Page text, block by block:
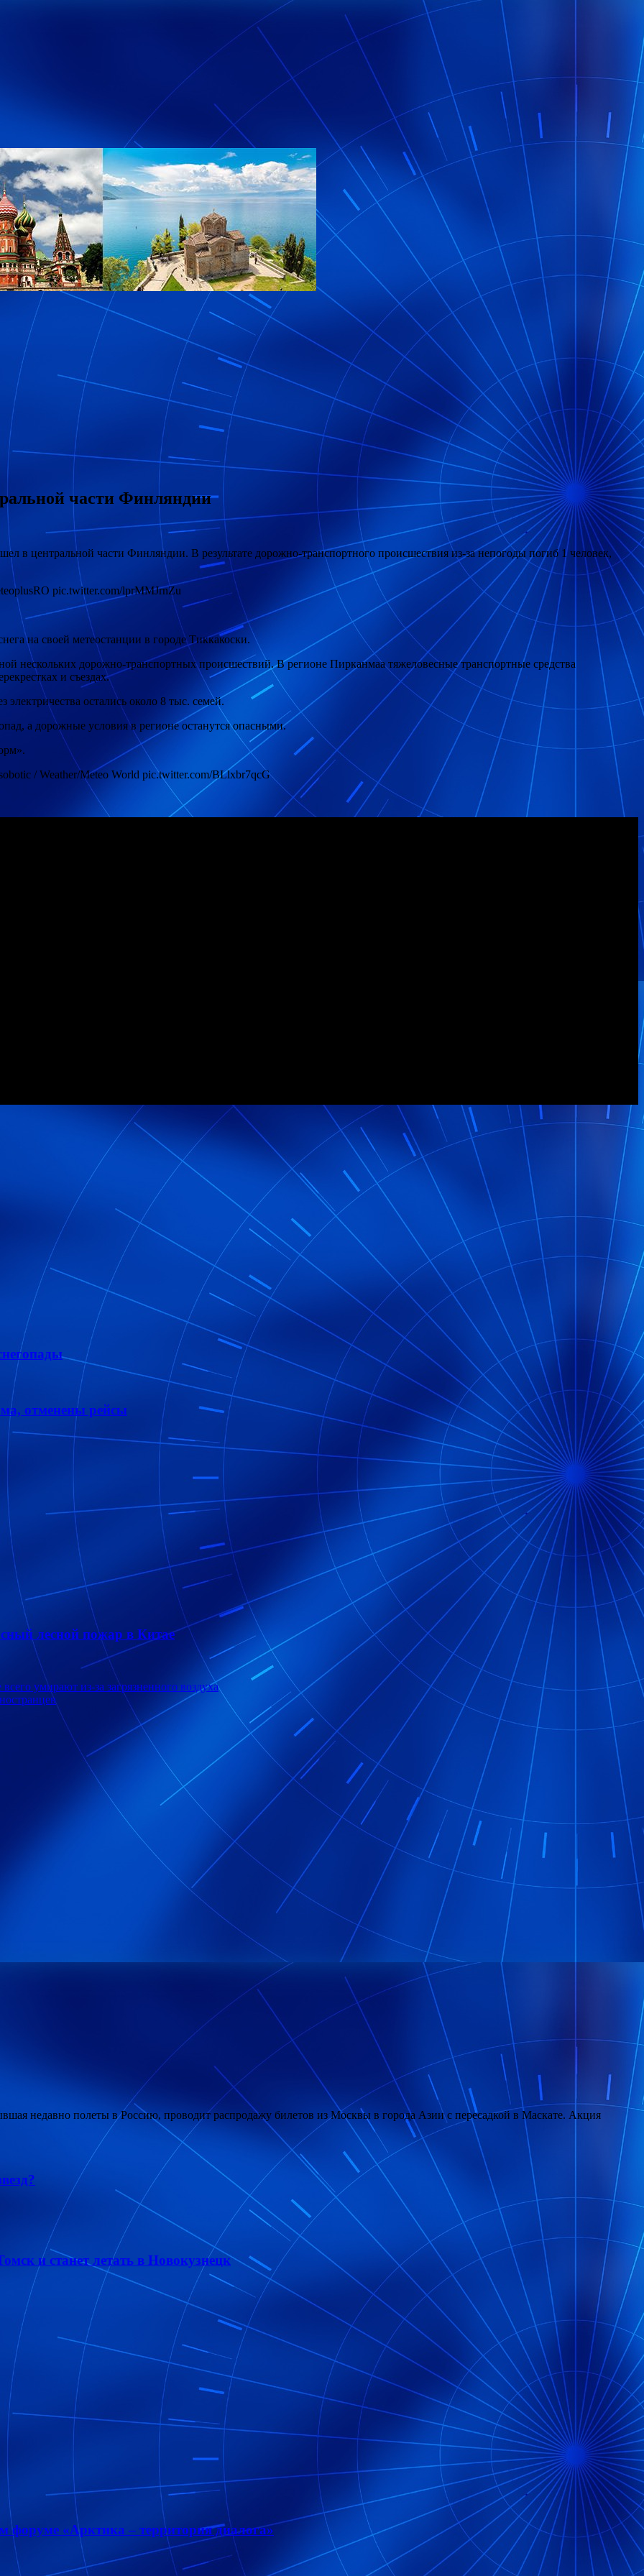
части Финляндии
в центральной части Финляндии. В результате дорожно-транспортного происшествия из-за непогоды погиб 1 человек,
pic.twitter.com/lprMMJrnZu
на своей метеостанции в городе Тиккакоски.
нескольких дорожно-транспортных происшествий. В регионе Пирканмаа тяжеловесные транспортные средства
и съездах.
электричества остались около 8 тыс. семей.
а дорожные условия в регионе останутся опасными.
/ Weather/Meteo World pic.twitter.com/BLlxbr7qcG
отменены рейсы
лесной пожар в Китае
умирают из-за загрязненного воздуха
недавно полеты в Россию, проводит распродажу билетов из Москвы в города Азии с пересадкой в Маскате. Акция
и станет летать в Новокузнецк
форуме «Арктика – территория диалога»